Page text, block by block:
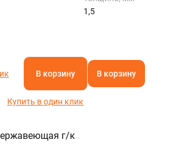
1,5
В корзину В корзину
Купить в один клик
г/к